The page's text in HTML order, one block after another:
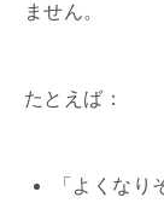
ません。
たとえば：
「よくなり